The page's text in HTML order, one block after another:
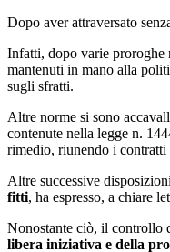
Dopo aver attraversato
Infatti, dopo varie proroghe
mantenuti in mano alla
sugli sfratti.
Altre norme si sono
contenute nella legge n.
rimedio, riunendo i contratti
Altre successive
fitti, ha espresso, a chiare
Nonostante ciò, il controllo
libera iniziativa e della